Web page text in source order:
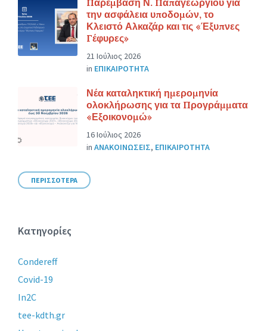
την ασφάλεια υποδομών, το
Κλειστό Αλκαζάρ και τις «Έξυπνες
Γέφυρες»
21 Ιούλιος 2026
in ΕΠΙΚΑΙΡΟΤΗΤΑ
Νέα καταληκτική ημερομηνία
ολοκλήρωσης για τα Προγράμματα
«Εξοικονομώ»
16 Ιούλιος 2026
in ΑΝΑΚΟΙΝΩΣΕΙΣ, ΕΠΙΚΑΙΡΟΤΗΤΑ
ΠΕΡΙΣΣΟΤΕΡΑ
Κατηγορίες
Condereff
Covid-19
In2C
tee-kdth.gr